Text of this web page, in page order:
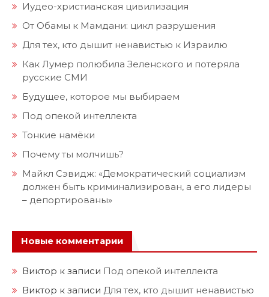
Иудео-христианская цивилизация
От Обамы к Мамдани: цикл разрушения
Для тех, кто дышит ненавистью к Израилю
Как Лумер полюбила Зеленского и потеряла
русские СМИ
Будущее, которое мы выбираем
Под опекой интеллекта
Тонкие намёки
Почему ты молчишь?
Майкл Сэвидж: «Демократический социализм
должен быть криминализирован, а его лидеры
– депортированы»
Новые комментарии
Виктор к записи Под опекой интеллекта
Виктор к записи Для тех, кто дышит ненавистью